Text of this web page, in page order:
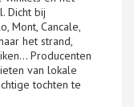
Dicht bij
Mont, Cancale,
het strand,
Producenten
van lokale
tochten te